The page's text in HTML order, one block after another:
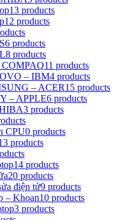
13 products
12 products
6 products
8 products
11 products
– IBM4 products
– ACER15 products
– APPLE6 products
3 products
CPU0 products
products
14 products
20 products
điện tử9 products
– Khoan10 products
3 products